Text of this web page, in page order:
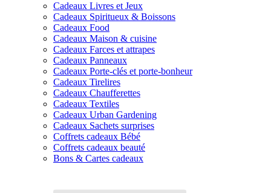
Cadeaux Livres et Jeux
Cadeaux Spiritueux & Boissons
Cadeaux Food
Cadeaux Maison & cuisine
Cadeaux Farces et attrapes
Cadeaux Panneaux
Cadeaux Porte-clés et porte-bonheur
Cadeaux Tirelires
Cadeaux Chaufferettes
Cadeaux Textiles
Cadeaux Urban Gardening
Cadeaux Sachets surprises
Coffrets cadeaux Bébé
Coffrets cadeaux beauté
Bons & Cartes cadeaux